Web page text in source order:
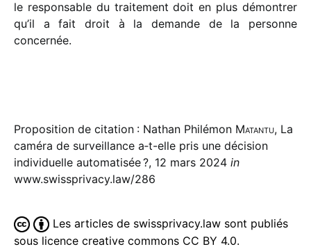
le respon­sable du trai­te­ment doit en plus démon­trer
qu’il a fait droit à la demande de la personne
concernée.
Proposition de citation : Nathan Philémon Matantu, La
caméra de surveillance a‑t-elle pris une décision
individuelle automatisée ?, 12 mars 2024 in
www.swissprivacy.law/286
Les articles de swissprivacy.law sont publiés
sous licence creative commons CC BY 4.0.